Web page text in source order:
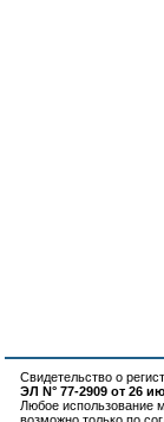
Свидетельство о
ЭЛ N° 77-2909 от 26
Любое использование